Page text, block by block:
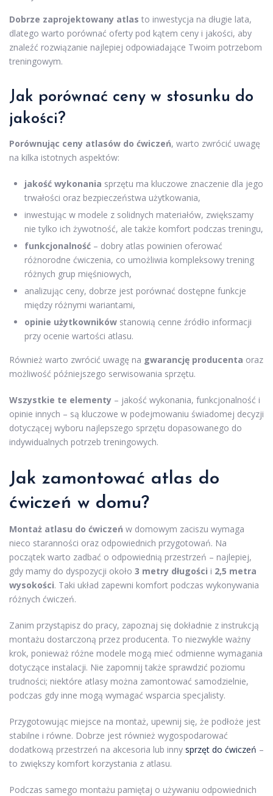
Dobrze zaprojektowany atlas to inwestycja na długie lata,
dlatego warto porównać oferty pod kątem ceny i jakości, aby
znaleźć rozwiązanie najlepiej odpowiadające Twoim potrzebom
treningowym.
Jak porównać ceny w stosunku do
jakości?
Porównując ceny atlasów do ćwiczeń, warto zwrócić uwagę
na kilka istotnych aspektów:
jakość wykonania sprzętu ma kluczowe znaczenie dla jego
trwałości oraz bezpieczeństwa użytkowania,
inwestując w modele z solidnych materiałów, zwiększamy
nie tylko ich żywotność, ale także komfort podczas treningu,
funkcjonalność – dobry atlas powinien oferować
różnorodne ćwiczenia, co umożliwia kompleksowy trening
różnych grup mięśniowych,
analizując ceny, dobrze jest porównać dostępne funkcje
między różnymi wariantami,
opinie użytkowników stanowią cenne źródło informacji
przy ocenie wartości atlasu.
Również warto zwrócić uwagę na gwarancję producenta oraz
możliwość późniejszego serwisowania sprzętu.
Wszystkie te elementy – jakość wykonania, funkcjonalność i
opinie innych – są kluczowe w podejmowaniu świadomej decyzji
dotyczącej wyboru najlepszego sprzętu dopasowanego do
indywidualnych potrzeb treningowych.
Jak zamontować atlas do
ćwiczeń w domu?
Montaż atlasu do ćwiczeń w domowym zaciszu wymaga
nieco staranności oraz odpowiednich przygotowań. Na
początek warto zadbać o odpowiednią przestrzeń – najlepiej,
gdy mamy do dyspozycji około 3 metry długości i 2,5 metra
wysokości. Taki układ zapewni komfort podczas wykonywania
różnych ćwiczeń.
Zanim przystąpisz do pracy, zapoznaj się dokładnie z instrukcją
montażu dostarczoną przez producenta. To niezwykle ważny
krok, ponieważ różne modele mogą mieć odmienne wymagania
dotyczące instalacji. Nie zapomnij także sprawdzić poziomu
trudności; niektóre atlasy można zamontować samodzielnie,
podczas gdy inne mogą wymagać wsparcia specjalisty.
Przygotowując miejsce na montaż, upewnij się, że podłoże jest
stabilne i równe. Dobrze jest również wygospodarować
dodatkową przestrzeń na akcesoria lub inny sprzęt do ćwiczeń –
to zwiększy komfort korzystania z atlasu.
Podczas samego montażu pamiętaj o używaniu odpowiednich